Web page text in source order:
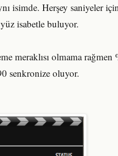
isimde. Herşey saniyeler
isabetle buluyor.
meraklısı olmama
senkronize oluyor.